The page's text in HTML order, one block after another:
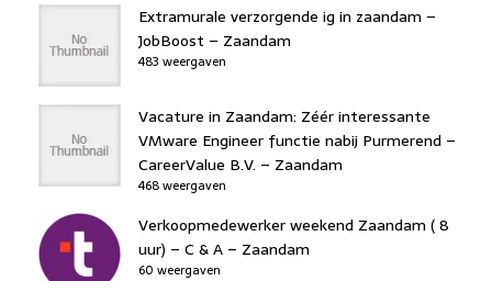
Extramurale verzorgende ig in zaandam –
JobBoost – Zaandam
483 weergaven
Vacature in Zaandam: Zéér interessante
VMware Engineer functie nabij Purmerend –
CareerValue B.V. – Zaandam
468 weergaven
Verkoopmedewerker weekend Zaandam ( 8
uur) – C & A – Zaandam
60 weergaven